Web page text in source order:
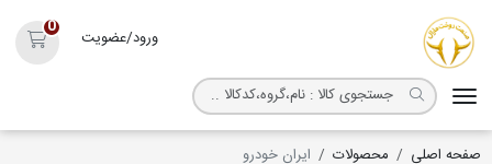
ورود/عضویت
0
صفحه اصلی محصولات ایران خودرو